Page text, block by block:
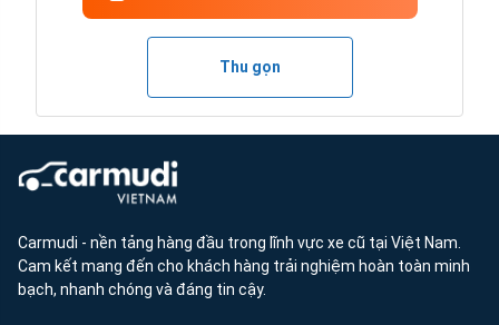
Thu gọn
Carmudi - nền tảng hàng đầu trong lĩnh vực xe cũ tại Việt Nam.
Cam kết mang đến cho khách hàng trải nghiệm hoàn toàn minh
bạch, nhanh chóng và đáng tin cậy.